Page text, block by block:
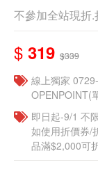
不參加全站現折
$ 319 $339
線上獨家
OPENPOINT(
即日起-9/1 不
如使用折價券/
品滿$2,000可